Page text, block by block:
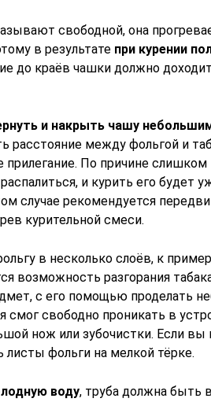
свободной, она
в результате при курении
до краёв чашки должно
и накрыть чашу
расстояние между фольгой и
По причине слишком
и курить его будет
случае рекомендуется
курительной смеси.
в несколько слоёв, к
возможность разгорания
с его помощью проделать
смог свободно проникать в
нож или зубочистки. Если вы
фольги на мелкой тёрке.
воду, труба должна быть